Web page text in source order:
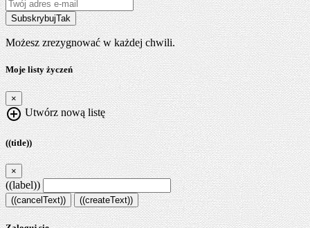
SubskrybujTak
Możesz zrezygnować w każdej chwili.
Moje listy życzeń
×
add_circle_outlineUtwórz nową listę
((title))
×
((label))
((cancelText)) ((createText))